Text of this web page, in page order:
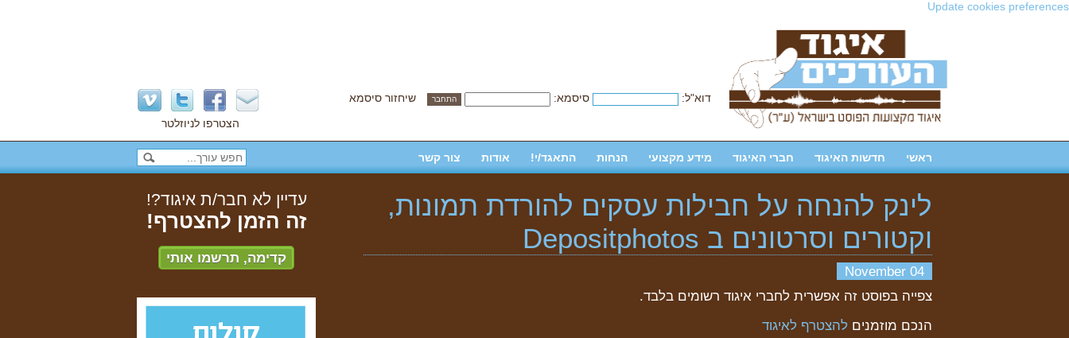
Update cookies preferences
דוא"ל: סיסמא:
שיחזור סיסמא
הצטרפו לניוזלטר
ראשי חדשות האיגוד חברי האיגוד מידע מקצועי הנחות התאגד/י! אודות צור קשר
לינק להנחה על חבילות עסקים להורדת תמונות,
וקטורים וסרטונים ב Depositphotos
04 November
צפייה בפוסט זה אפשרית לחברי איגוד רשומים בלבד.
הנכם מוזמנים להצטרף לאיגוד
עדיין לא חבר/ת איגוד?!
זה הזמן להצטרף!
קדימה, תרשמו אותי